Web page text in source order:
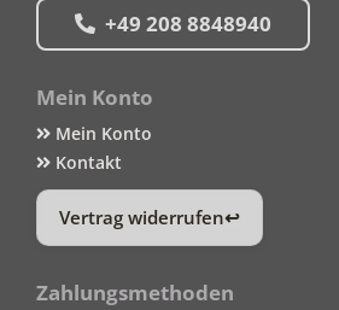
+49 208 8848940
Mein Konto
Mein Konto
Kontakt
Vertrag widerrufen
Zahlungsmethoden